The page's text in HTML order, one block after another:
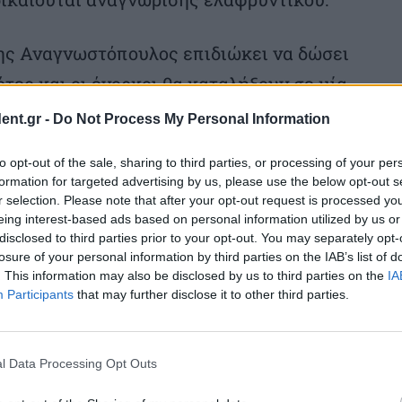
- Do Not Process My Personal Information
opt-out of the sale, sharing to third parties, or processing of your
for targeted advertising by us, please use the below opt-out
selection. Please note that after your opt-out request is processed
interest-based ads based on personal information utilized by us
to third parties prior to your opt-out. You may separately
of your personal information by third parties on the IAB’s list of
This information may also be disclosed by us to third parties on the
Participants that may further disclose it to other third parties.
Data Processing Opt Outs
Αναγνωστόπουλος επιδιώκει να δώσει
και οι ένορκοι θα καταλήξουν σε μία
και την πλευρά του θύματος. Οι γονείς
από τον δικηγόρο τους
34χρονου. Να μην μειωθεί η ποινή του
τρόπο την κόρη τους και εν
για τον χαμό της.
με την πρωτόδικη απόφαση,
εκείνη άρχισε να σκέφτεται και να